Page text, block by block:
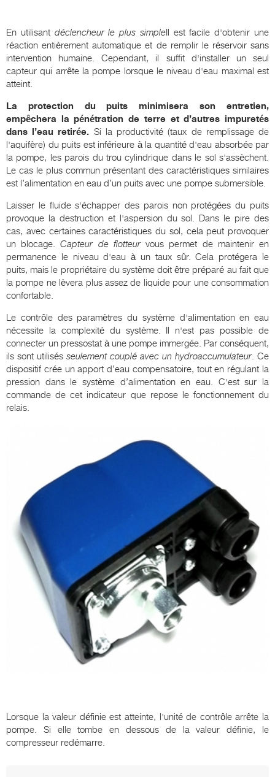
En utilisant déclencheur le plus simpleIl est facile d'obtenir une
réaction entièrement automatique et de remplir le réservoir sans
intervention humaine. Cependant, il suffit d'installer un seul
capteur qui arrête la pompe lorsque le niveau d'eau maximal est
atteint.
La protection du puits minimisera son entretien,
empêchera la pénétration de terre et d’autres impuretés
dans l’eau retirée. Si la productivité (taux de remplissage de
l'aquifère) du puits est inférieure à la quantité d'eau absorbée par
la pompe, les parois du trou cylindrique dans le sol s'assèchent.
Le cas le plus commun présentant des caractéristiques similaires
est l’alimentation en eau d’un puits avec une pompe submersible.
Laisser le fluide s'échapper des parois non protégées du puits
provoque la destruction et l'aspersion du sol. Dans le pire des
cas, avec certaines caractéristiques du sol, cela peut provoquer
un blocage.Capteur de flotteurvous permet de maintenir en
permanence le niveau d'eau à un taux sûr. Cela protégera le
puits, mais le propriétaire du système doit être préparé au fait que
la pompe ne lèvera plus assez de liquide pour une consommation
confortable.
Le contrôle des paramètres du système d'alimentation en eau
nécessite la complexité du système. Il n'est pas possible de
connecter un pressostat à une pompe immergée. Par conséquent,
ils sont utilisés seulement couplé avec un hydroaccumulateur. Ce
dispositif crée un apport d’eau compensatoire, tout en régulant la
pression dans le système d’alimentation en eau. C'est sur la
commande de cet indicateur que repose le fonctionnement du
relais.
Lorsque la valeur définie est atteinte, l'unité de contrôle arrête la
pompe. Si elle tombe en dessous de la valeur définie, le
compresseur redémarre.